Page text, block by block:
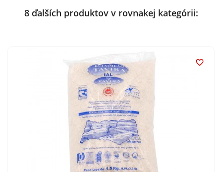
8 ďalších produktov v rovnakej kategórii:
